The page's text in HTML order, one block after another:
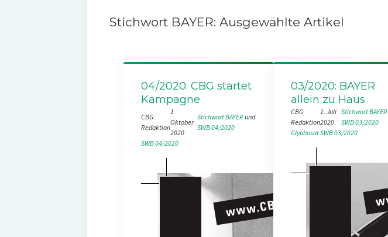
Stichwort BAYER: Ausgewählte Artikel
04/2020: CBG startet
Kampagne
CBG
Redaktion
1.
Oktober
2020
Stichwort BAYER
und
SWB 04/2020
SWB 04/2020
03/2020: BAYER
allein zu Haus
CBG
Redaktion
1. Juli
2020
Stichwort BAYER
SWB 03/2020
GlyphosatSWB 03/2020